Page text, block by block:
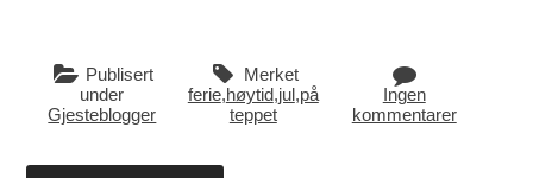
Publisert
under
Gjesteblogger
Merket
ferie,høytid,jul,på
teppet
Ingen
kommentarer